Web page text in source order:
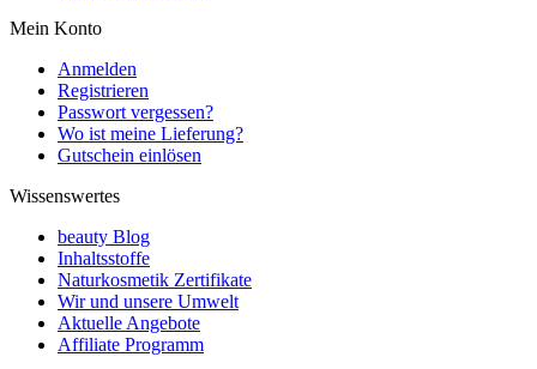
Mein Konto
Anmelden
Registrieren
Passwort vergessen?
Wo ist meine Lieferung?
Gutschein einlösen
Wissenswertes
beauty Blog
Inhaltsstoffe
Naturkosmetik Zertifikate
Wir und unsere Umwelt
Aktuelle Angebote
Affiliate Programm